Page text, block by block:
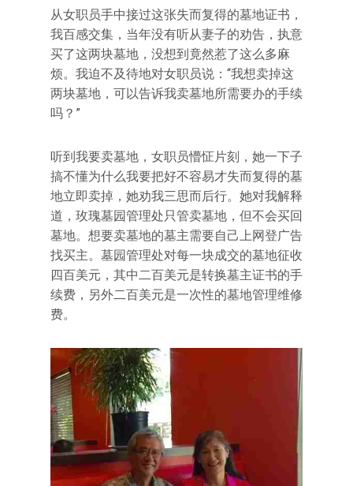
从女职员手中接过这张失而复得的墓地证书，
我百感交集，当年没有听从妻子的劝告，执意
买了这两块墓地，没想到竟然惹了这么多麻
烦。我迫不及待地对女职员说：“我想卖掉这
两块墓地，可以告诉我卖墓地所需要办的手续
吗？”
听到我要卖墓地，女职员懵怔片刻，她一下子
搞不懂为什么我要把好不容易才失而复得的墓
地立即卖掉，她劝我三思而后行。她对我解释
道，玫瑰墓园管理处只管卖墓地，但不会买回
墓地。想要卖墓地的墓主需要自己上网登广告
找买主。墓园管理处对每一块成交的墓地征收
四百美元，其中二百美元是转换墓主证书的手
续费，另外二百美元是一次性的墓地管理维修
费。